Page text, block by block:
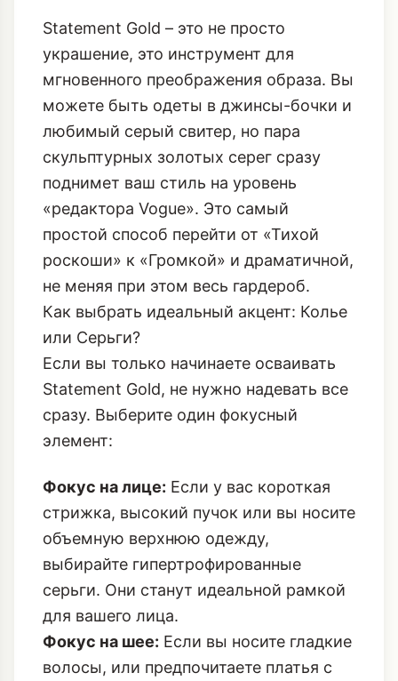
Statement Gold – это не просто
украшение, это инструмент для
мгновенного преображения образа. Вы
можете быть одеты в джинсы-бочки и
любимый серый свитер, но пара
скульптурных золотых серег сразу
поднимет ваш стиль на уровень
«редактора Vogue». Это самый
простой способ перейти от «Тихой
роскоши» к «Громкой» и драматичной,
не меняя при этом весь гардероб.
Как выбрать идеальный акцент: Колье
или Серьги?
Если вы только начинаете осваивать
Statement Gold, не нужно надевать все
сразу. Выберите один фокусный
элемент:
Фокус на лице: Если у вас короткая
стрижка, высокий пучок или вы носите
объемную верхнюю одежду,
выбирайте гипертрофированные
серьги. Они станут идеальной рамкой
для вашего лица.
Фокус на шее: Если вы носите гладкие
волосы, или предпочитаете платья с